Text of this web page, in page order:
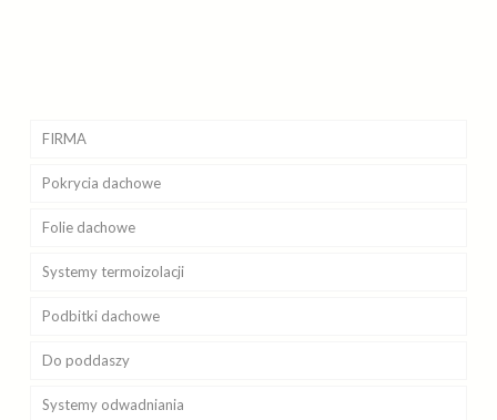
FIRMA
Realizacje
Kosztorys i obmiary dachu
Galeria
Obsługa inwestycji
Sklep internetowy
Polityka prywatności
Pokrycia dachowe
Betonowe
Braas
Bitumiczne
Icopal
Blaszane
Pruszyński
Ruukki
Ceramiczne
Braas
Płyty PCV
Folie dachowe
Toten
Dorken
Corotop
IVT
Systemy termoizolacji
Isover
Ursa
Rockwool
Podbitki dachowe
Galeco
Cellfast
Do poddaszy
Okna
Systemy odwadniania